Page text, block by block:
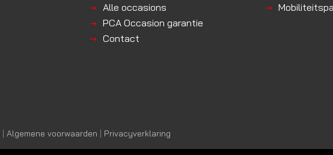
Alle occasions
PCA Occasion garantie
Contact
| Algemene voorwaarden | Privacyverklaring